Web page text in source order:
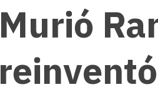
Murió